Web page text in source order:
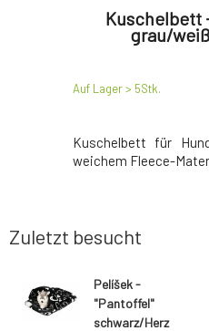
Kuschelbett
grau/
Auf Lager > 5Stk.
Kuschelbett für
weichem Fleece-
Zuletzt besucht
Pelíšek -
"Pantoffel"
schwarz/Herz